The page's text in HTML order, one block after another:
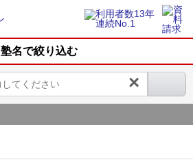
塾名で絞り込む
×